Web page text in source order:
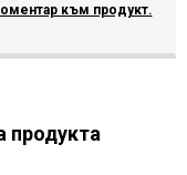
към продукт.
продукта